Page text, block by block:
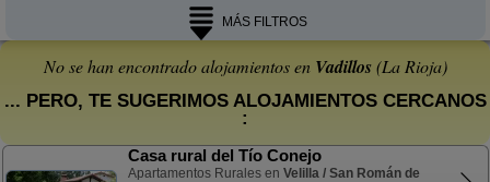
MÁS FILTROS
No se han encontrado alojamientos en Vadillos(La Rioja)
... PERO, TE SUGERIMOS ALOJAMIENTOS CERCANOS
:
Casa rural del Tío Conejo
Apartamentos Rurales en Velilla / San Román de